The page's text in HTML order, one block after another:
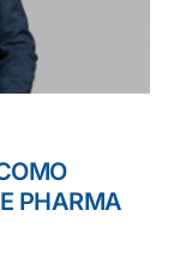
PHARMA